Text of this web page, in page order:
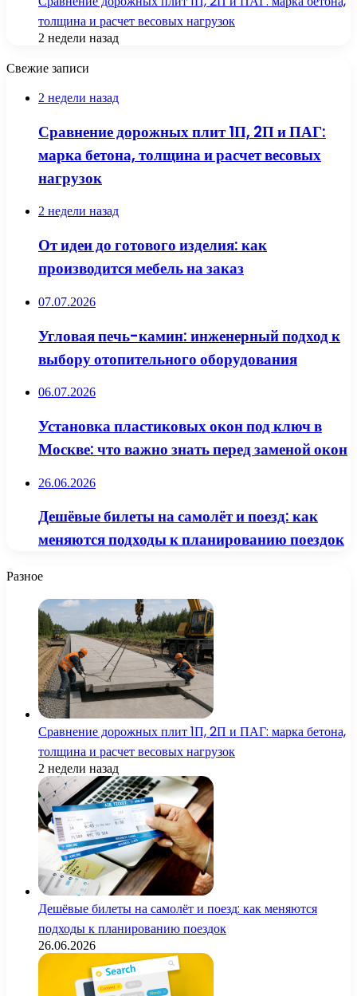
толщина и расчет весовых нагрузок
2 недели назад
Свежие записи
2 недели назад
Сравнение дорожных плит 1П, 2П и ПАГ:
марка бетона, толщина и расчет весовых
нагрузок
2 недели назад
От идеи до готового изделия: как
производится мебель на заказ
07.07.2026
Угловая печь-камин: инженерный подход к
выбору отопительного оборудования
06.07.2026
Установка пластиковых окон под ключ в
Москве: что важно знать перед заменой окон
26.06.2026
Дешёвые билеты на самолёт и поезд: как
меняются подходы к планированию поездок
Разное
Сравнение дорожных плит 1П, 2П и ПАГ: марка бетона,
толщина и расчет весовых нагрузок
2 недели назад
Дешёвые билеты на самолёт и поезд: как меняются
подходы к планированию поездок
26.06.2026